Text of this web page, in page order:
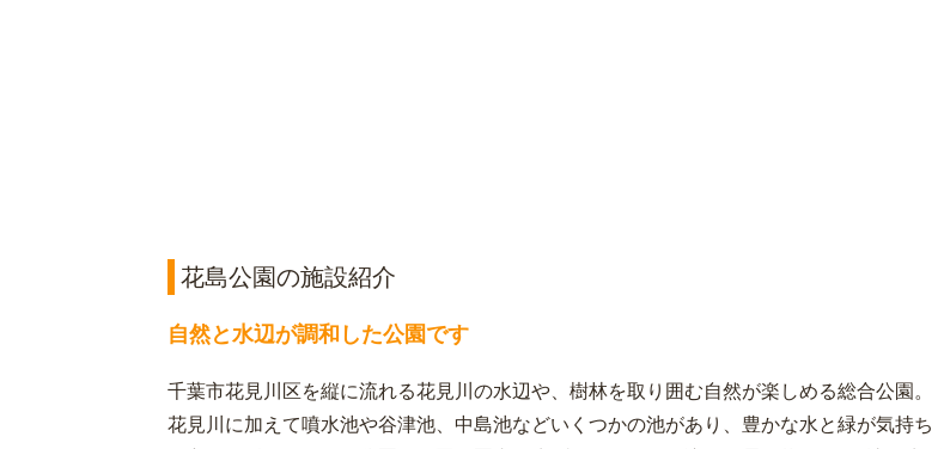
花島公園の施設紹介
自然と水辺が調和した公園です
千葉市花見川区を縦に流れる花見川の水辺や、樹林を取り囲む自然が楽しめる総合公園。
花見川に加えて噴水池や谷津池、中島池などいくつかの池があり、豊かな水と緑が気持ち